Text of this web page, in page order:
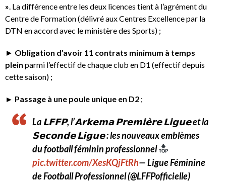
» . La différence entre les deux licences tient à l’agrément du
Centre de Formation (délivré aux Centres Excellence par la
DTN en accord avec le ministère des Sports) ;
► Obligation d’avoir 11 contrats minimum à temps
plein parmi l’effectif de chaque club en D1 (effectif depuis
cette saison) ;
► Passage à une poule unique en D2 ;
La 𝗟𝗙𝗙𝗣, l’𝗔𝗿𝗸𝗲𝗺𝗮 𝗣𝗿𝗲𝗺𝗶𝗲̀𝗿𝗲 𝗟𝗶𝗴𝘂𝗲 et la
𝗦𝗲𝗰𝗼𝗻𝗱𝗲 𝗟𝗶𝗴𝘂𝗲 : les nouveaux emblèmes
du football féminin professionnel
pic.twitter.com/XesKQjFtRh— Ligue Féminine
de Football Professionnel (@LFFPofficielle)